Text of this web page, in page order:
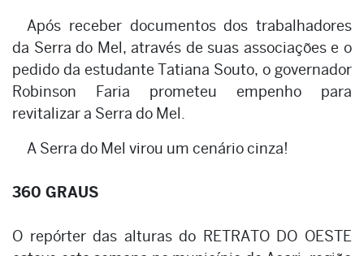
Após receber documentos dos trabalhadores
da Serra do Mel, através de suas associações e o
pedido da estudante Tatiana Souto, o governador
Robinson Faria prometeu empenho para
revitalizar a Serra do Mel.
A Serra do Mel virou um cenário cinza!
360 GRAUS
O repórter das alturas do RETRATO DO OESTE